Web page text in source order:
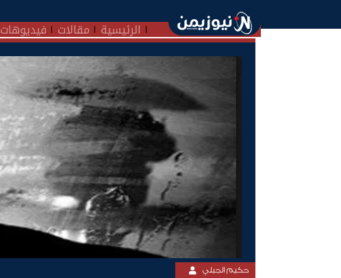
الرئيسية مقالات فيديوهات
حكيم الجبلي